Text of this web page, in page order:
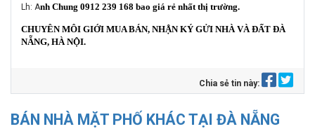
Lh: Anh Chung 0912 239 168 bao giá rẻ nhất thị trường.
CHUYÊN MÔI GIỚI MUA BÁN, NHẬN KÝ GỬI NHÀ VÀ ĐẤT ĐÀ
NẴNG, HÀ NỘI.
Chia sẻ tin này:
BÁN NHÀ MẶT PHỐ KHÁC TẠI ĐÀ NẴNG